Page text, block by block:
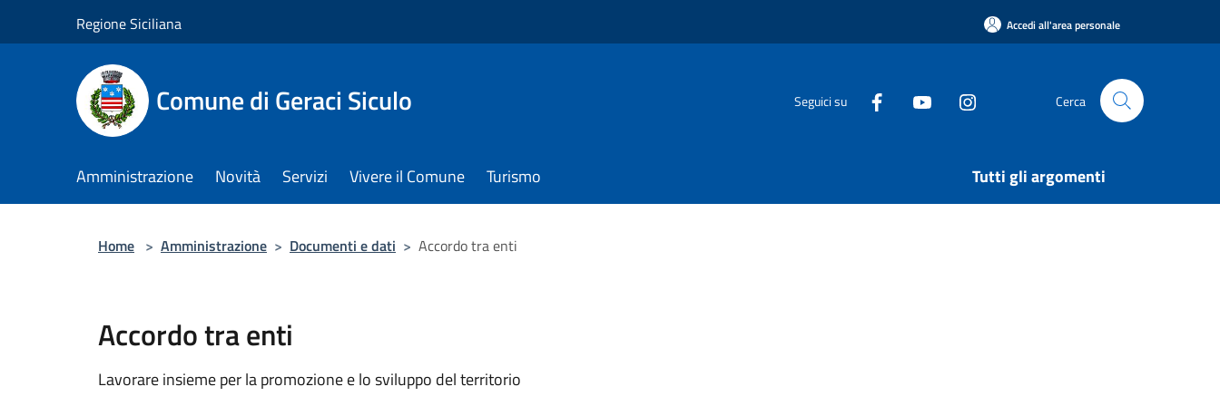
Regione Siciliana Accedi all'area personale
Comune di Geraci Siculo Seguici su Cerca
Amministrazione Novità Servizi Vivere il Comune Turismo Tutti gli argomenti
Home > Amministrazione > Documenti e dati > Accordo tra enti
Accordo tra enti
Lavorare insieme per la promozione e lo sviluppo del territorio